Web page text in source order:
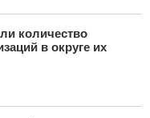
количество
в округе их